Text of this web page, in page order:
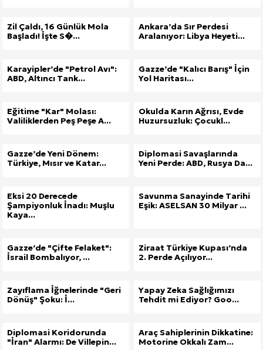
Zil Çaldı, 16 Günlük Mola
Başladı! İşte S�...
Ankara’da Sır Perdesi
Aralanıyor: Libya Heyeti...
Karayipler’de "Petrol Avı":
ABD, Altıncı Tank...
Gazze’de "Kalıcı Barış" İçin
Yol Haritası...
Eğitime "Kar" Molası:
Valiliklerden Peş Peşe A...
Okulda Karın Ağrısı, Evde
Huzursuzluk: Çocukl...
Gazze’de Yeni Dönem:
Türkiye, Mısır ve Katar...
Diplomasi Savaşlarında
Yeni Perde: ABD, Rusya Da...
Eksi 20 Derecede
Şampiyonluk İnadı: Muşlu
Kaya...
Savunma Sanayinde Tarihi
Eşik: ASELSAN 30 Milyar ...
Gazze’de "Çifte Felaket":
İsrail Bombalıyor, ...
Ziraat Türkiye Kupası’nda
2. Perde Açılıyor...
Zayıflama İğnelerinde "Geri
Dönüş" Şoku: İ...
Yapay Zeka Sağlığımızı
Tehdit mi Ediyor? Goo...
Diplomasi Koridorunda
"İran" Alarmı: De Villepin...
Araç Sahiplerinin Dikkatine:
Motorine Okkalı Zam...